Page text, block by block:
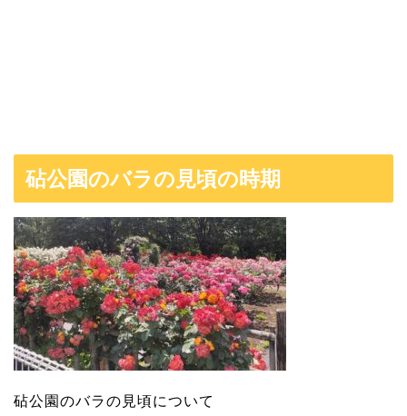
砧公園のバラの見頃の時期
砧公園のバラの見頃について